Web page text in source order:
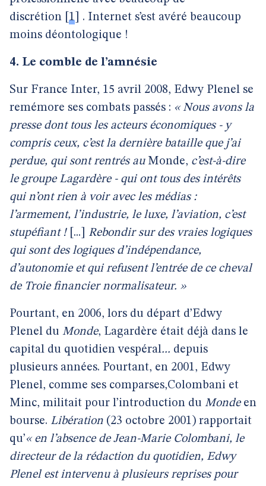
discrétion 1
. Internet s’est avéré beaucoup
moins déontologique !
4. Le comble de l’amnésie
Sur France Inter, 15 avril 2008, Edwy Plenel se
remémore ses combats passés : « Nous avons la
presse dont tous les acteurs économiques - y
compris ceux, c’est la dernière bataille que j’ai
perdue, qui sont rentrés auMonde, c’est-à-dire
le groupe Lagardère - qui ont tous des intérêts
qui n’ont rien à voir avec les médias :
l’armement, l’industrie, le luxe, l’aviation, c’est
stupéfiant ![...]
Rebondir sur des vraies logiques
qui sont des logiques d’indépendance,
d’autonomie et qui refusent l’entrée de ce cheval
de Troie financier normalisateur. »
Pourtant, en 2006, lors du départ d’Edwy
Plenel du Monde, Lagardère était déjà dans le
capital du quotidien vespéral... depuis
plusieurs années. Pourtant, en 2001, Edwy
Plenel, comme ses comparses,Colombani et
Minc, militait pour l’introduction du Monde en
bourse. Libération (23 octobre 2001) rapportait
qu’« en l’absence de Jean-Marie Colombani, le
directeur de la rédaction du quotidien, Edwy
Plenel est intervenu à plusieurs reprises pour